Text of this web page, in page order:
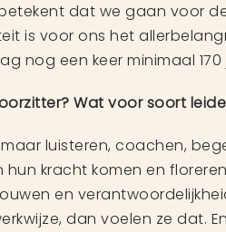
dat we gaan voor
is voor ons het
nog een keer minimaal
Wat voor soort
luisteren, coachen,
kracht komen en
en
dan voelen ze dat.